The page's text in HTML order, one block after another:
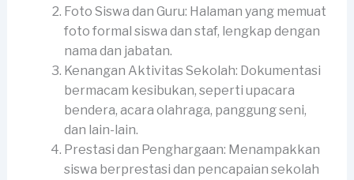
Foto Siswa dan Guru: Halaman yang memuat
foto formal siswa dan staf, lengkap dengan
nama dan jabatan.
Kenangan Aktivitas Sekolah: Dokumentasi
bermacam kesibukan, seperti upacara
bendera, acara olahraga, panggung seni,
dan lain-lain.
Prestasi dan Penghargaan: Menampakkan
siswa berprestasi dan pencapaian sekolah